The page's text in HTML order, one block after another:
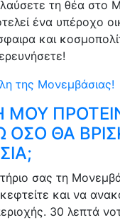
τη θέα στο
ένα υπέροχο
και
της Μονεμβάσιας!
ΜΟΥ
ΟΣΟ ΘΑ
σας τη
και να
30 λεπτά